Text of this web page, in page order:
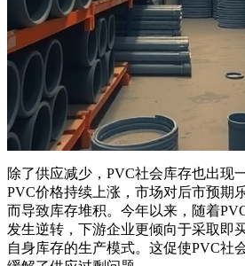
除了供应减少，PVC社会库存也出现
PVC价格持续上涨，市场对后市预期
而导致库存堆积。今年以来，随着
发生逆转，下游企业更倾向于采取即
自身库存的生产模式。这促使PVC社